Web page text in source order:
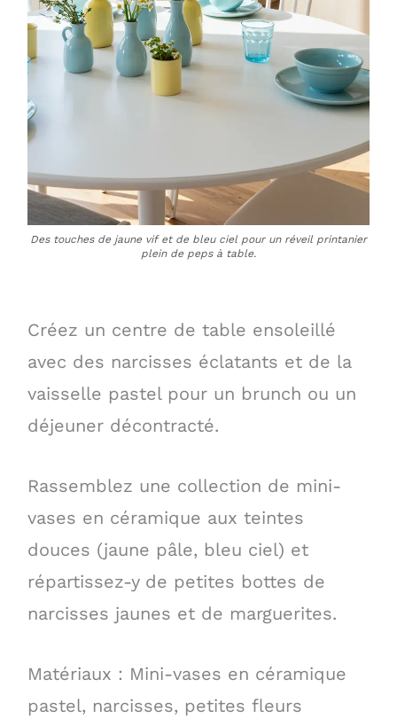
Des touches de jaune vif et de bleu ciel pour un réveil printanier
plein de peps à table.
Créez un centre de table ensoleillé
avec des narcisses éclatants et de la
vaisselle pastel pour un brunch ou un
déjeuner décontracté.
Rassemblez une collection de mini-
vases en céramique aux teintes
douces (jaune pâle, bleu ciel) et
répartissez-y de petites bottes de
narcisses jaunes et de marguerites.
Matériaux : Mini-vases en céramique
pastel, narcisses, petites fleurs